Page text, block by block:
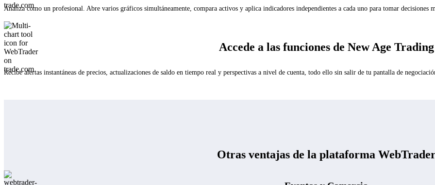
Analiza como un profesional. Abre varios gráficos simultáneamente, compara activos y aplica indicadores independientes a cada uno para tomar decisiones
Accede a las funciones de New Age Trading
Recibe alertas instantáneas de precios, actualizaciones de saldo en tiempo real y perspectivas a nivel de cuenta, todo ello sin salir de tu pantalla de
Otras ventajas de la plataforma